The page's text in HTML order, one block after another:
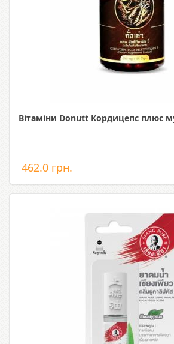
Вітаміни Donutt Кордицепс плюс
462.0 грн.